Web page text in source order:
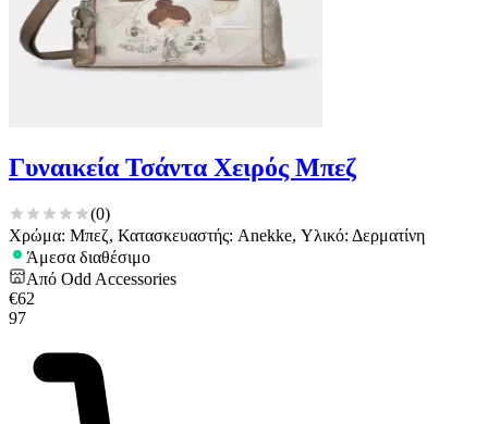
Γυναικεία Τσάντα Χειρός Μπεζ
(0)
Χρώμα: Μπεζ, Κατασκευαστής: Anekke, Υλικό: Δερματίνη
Άμεσα διαθέσιμο
Από Odd Accessories
€62
97